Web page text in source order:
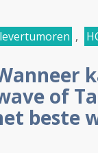
levertumoren ,
of
beste